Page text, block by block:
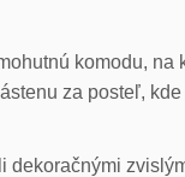
komodu, na
za posteľ,
dekoračnými